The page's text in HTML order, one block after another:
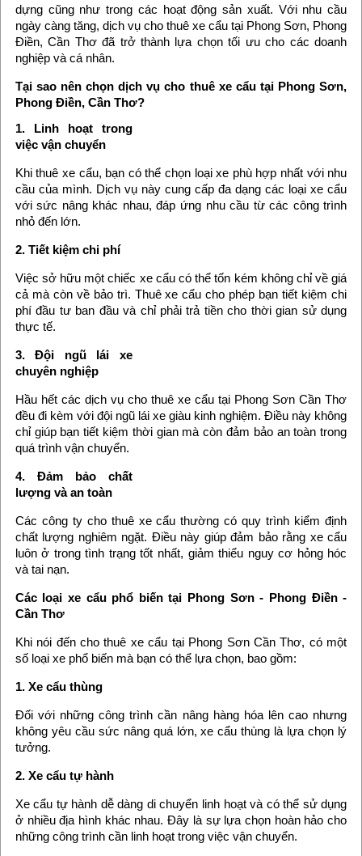
dựng cũng như trong các hoạt động sản xuất. Với nhu cầu
ngày càng tăng, dịch vụ cho thuê xe cẩu tại Phong Sơn, Phong
Điền, Cần Thơ đã trở thành lựa chọn tối ưu cho các doanh
nghiệp và cá nhân.
Tại sao nên chọn dịch vụ cho thuê xe cẩu tại Phong Sơn,
Phong Điền, Cần Thơ?
1. Linh hoạt trong
việc vận chuyển
Khi thuê xe cẩu, bạn có thể chọn loại xe phù hợp nhất với nhu
cầu của mình. Dịch vụ này cung cấp đa dạng các loại xe cẩu
với sức nâng khác nhau, đáp ứng nhu cầu từ các công trình
nhỏ đến lớn.
2. Tiết kiệm chi phí
Việc sở hữu một chiếc xe cẩu có thể tốn kém không chỉ về giá
cả mà còn về bảo trì. Thuê xe cẩu cho phép bạn tiết kiệm chi
phí đầu tư ban đầu và chỉ phải trả tiền cho thời gian sử dụng
thực tế.
3. Đội ngũ lái xe
chuyên nghiệp
Hầu hết các dịch vụ cho thuê xe cẩu tại Phong Sơn Cần Thơ
đều đi kèm với đội ngũ lái xe giàu kinh nghiệm. Điều này không
chỉ giúp bạn tiết kiệm thời gian mà còn đảm bảo an toàn trong
quá trình vận chuyển.
4. Đảm bảo chất
lượng và an toàn
Các công ty cho thuê xe cẩu thường có quy trình kiểm định
chất lượng nghiêm ngặt. Điều này giúp đảm bảo rằng xe cẩu
luôn ở trong tình trạng tốt nhất, giảm thiểu nguy cơ hỏng hóc
và tai nạn.
Các loại xe cẩu phổ biến tại Phong Sơn - Phong Điền -
Cần Thơ
Khi nói đến cho thuê xe cẩu tại Phong Sơn Cần Thơ, có một
số loại xe phổ biến mà bạn có thể lựa chọn, bao gồm:
1. Xe cẩu thùng
Đối với những công trình cần nâng hàng hóa lên cao nhưng
không yêu cầu sức nâng quá lớn, xe cẩu thùng là lựa chọn lý
tưởng.
2. Xe cẩu tự hành
Xe cẩu tự hành dễ dàng di chuyển linh hoạt và có thể sử dụng
ở nhiều địa hình khác nhau. Đây là sự lựa chọn hoàn hảo cho
những công trình cần linh hoạt trong việc vận chuyển.